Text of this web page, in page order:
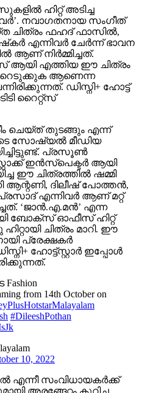
ഹിറ്റ് അടിച്ച
നവാഗതനായ സംഗീത്
ചിത്രം ഫഹദ് ഫാസിൽ,
എന്നിവർ ചേർന്ന് ഭാവന
ആണ് നിർമ്മിച്ചത്.
ആയി എത്തിയ ഈ ചിത്രം
ആണെന്ന
ഡിസ്നി+ ഹോട്ട്
റൈറ്റ്സ്
ചെയ്ത് തുടങ്ങും എന്ന്
സോഷ്യൽ മീഡിയ
പ്രസൂൺ
ഇൻസ്‌പെക്ടർ ആയി
ഈ ചിത്രത്തിൽ ഷമ്മി
ദിലീഷ് പോത്തൻ,
എന്നിവർ ആണ് മറ്റ്
‘ജാൻ.എ.മൻ’ എന്ന
ബോക്സ് ഓഫീസ് ഹിറ്റ്
ചിത്രം മാറി. ഈ
പ്രേക്ഷകർ
ഹോട്ട്സ്റ്റാർ ഇപ്പോൾ
from 14th October on
#DileeshPothan
10, 2022
എന്നീ സംവിധായകർക്ക്
അരങ്ങേറ്റം കുറിച്ച